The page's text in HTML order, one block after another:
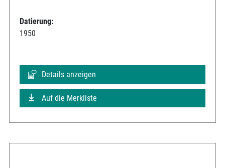
Datierung:
1950
Details anzeigen
Auf die Merkliste